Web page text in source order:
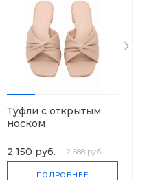
Туфли с открытым
носком
2 150 руб. 2 688 руб.
ПОДРОБНЕЕ